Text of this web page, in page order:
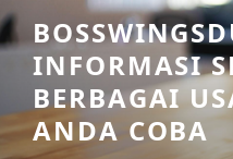
Skip
to
contentINFORMASI
BERBAGAI
ANDA COBA